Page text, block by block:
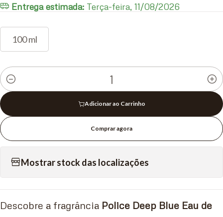
Entrega estimada: Terça-feira, 11/08/2026
100 ml
Quantidade
Adicionar ao Carrinho
Comprar agora
Mostrar stock das localizações
Descobre a fragrância Police Deep Blue Eau de